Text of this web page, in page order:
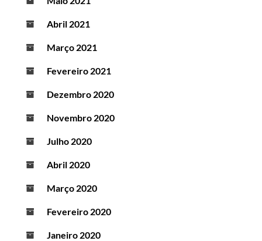
Abril 2021
Março 2021
Fevereiro 2021
Dezembro 2020
Novembro 2020
Julho 2020
Abril 2020
Março 2020
Fevereiro 2020
Janeiro 2020